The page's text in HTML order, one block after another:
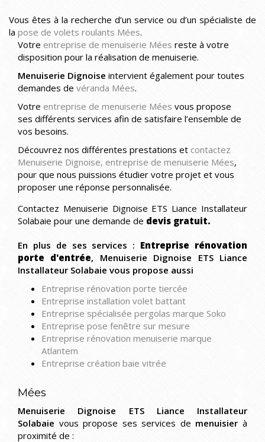
Vous êtes à la recherche d’un service ou d’un spécialiste de
la pose de volets roulants Mées.
Votre entreprise de menuiserie Mées reste à votre
disposition pour la réalisation de menuiserie.
Menuiserie Dignoise intervient également pour toutes
demandes de véranda Mées.
Votre entreprise de menuiserie Mées vous propose
ses différents services afin de satisfaire l’ensemble de
vos besoins.
Découvrez nos différentes prestations et contactez
Menuiserie Dignoise, entreprise de menuiserie Mées,
pour que nous puissions étudier votre projet et vous
proposer une réponse personnalisée.
Contactez Menuiserie Dignoise ETS Liance Installateur
Solabaie pour une demande de devis gratuit.
En plus de ses services : Entreprise rénovation
porte d'entrée, Menuiserie Dignoise ETS Liance
Installateur Solabaie vous propose aussi
Entreprise rénovation porte tiercée
Entreprise installation volet battant
Entreprise spécialisée pergolas marque Soko
Entreprise pose fenêtre sur mesure
Entreprise rénovation menuiserie marque
Atlantem
Entreprise création baie vitrée
Mées
Menuiserie Dignoise ETS Liance Installateur
Solabaie vous propose ses services de menuisier à
proximité de :